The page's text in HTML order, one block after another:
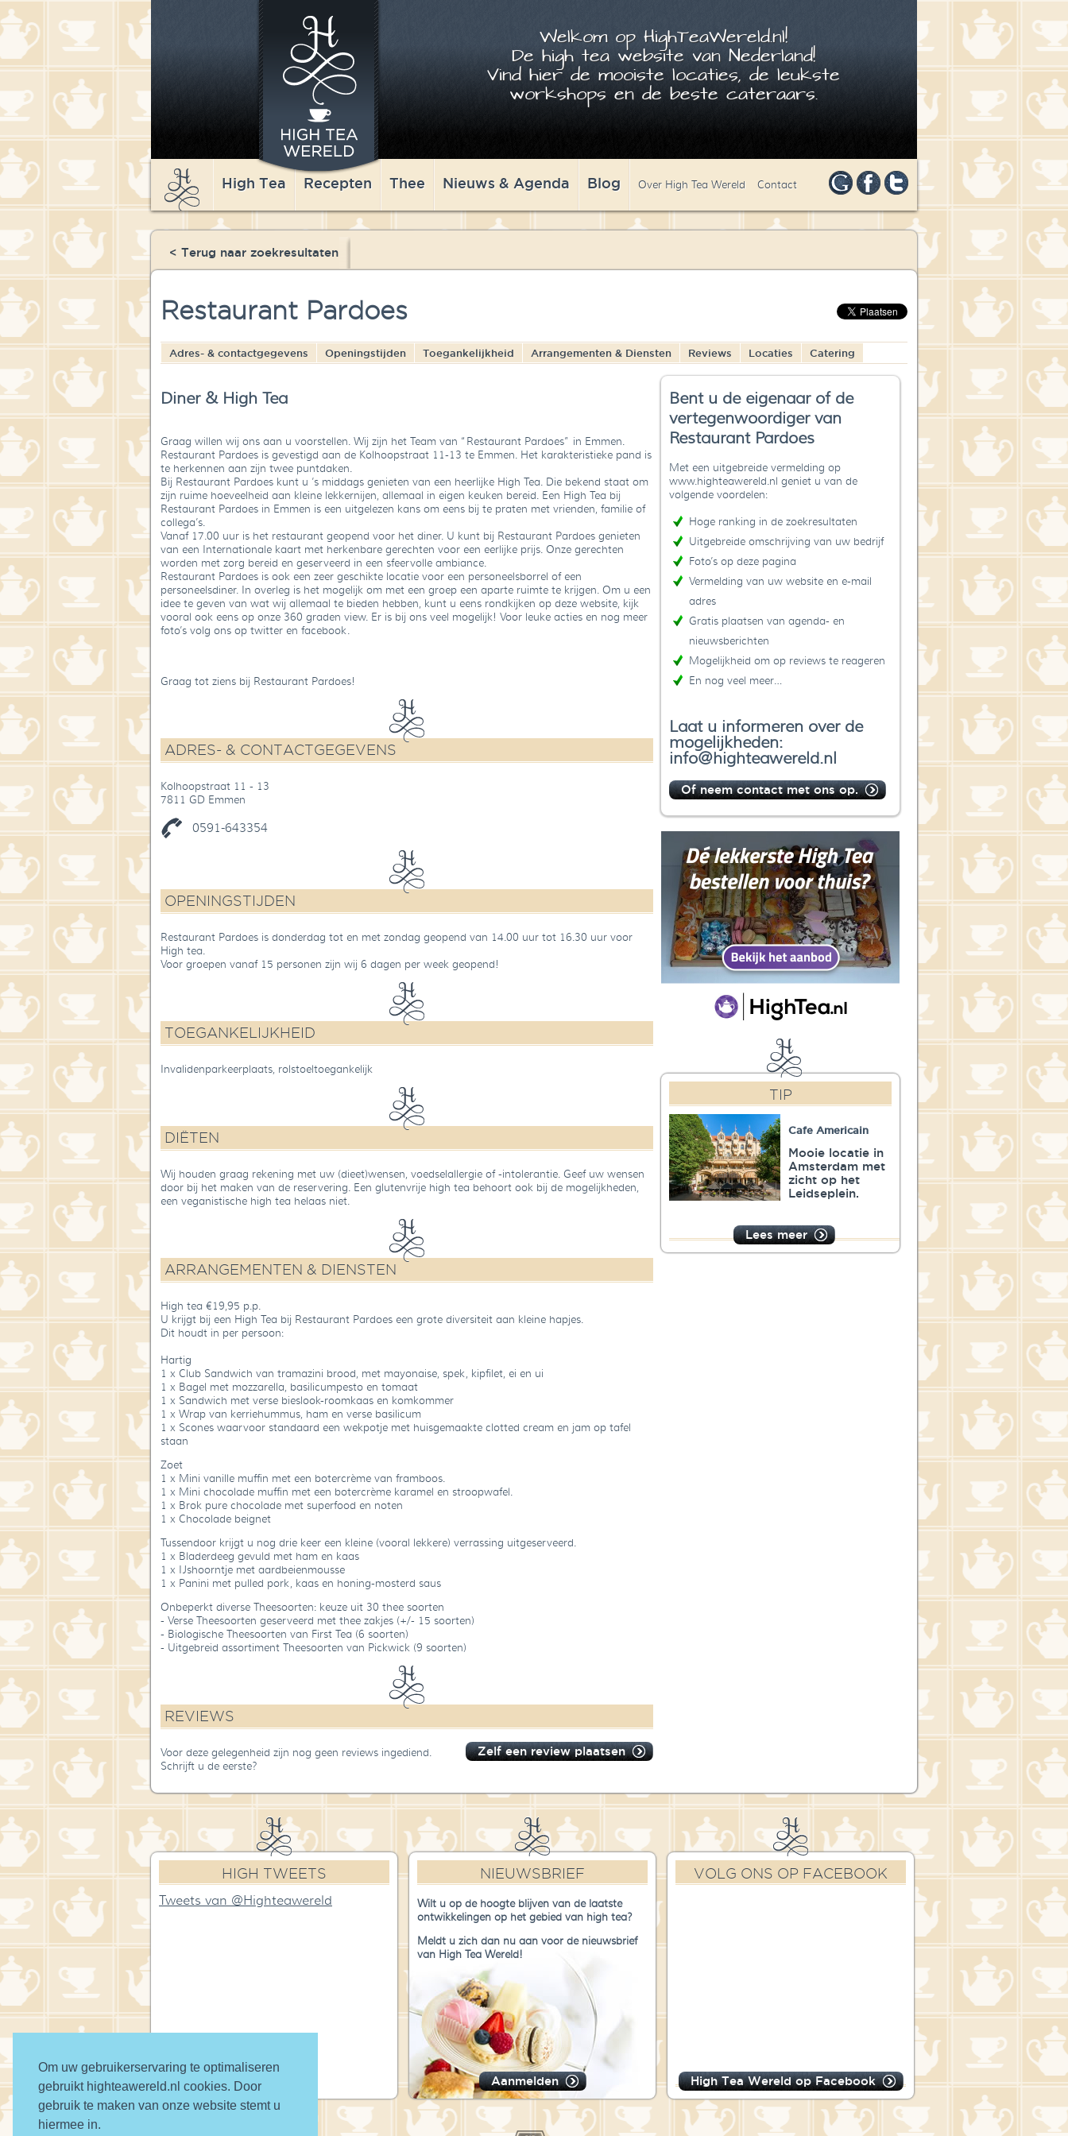
Om uw gebruikerservaring te optimaliseren
gebruikt highteawereld.nl cookies. Door
gebruik te maken van onze website stemt u
hiermee in.
Welkom op HighTeaWereld.nl!
De high tea website van Nederland!
Vind hier de mooiste locaties, de leukste
workshops en de beste cateraars.
High Tea Recepten Thee Nieuws & Agenda Blog Over High Tea Wereld Contact
< Terug naar zoekresultaten
Restaurant Pardoes
Adres- & contactgegevens Openingstijden Toegankelijkheid Arrangementen & Diensten Reviews Locaties Catering
Bent u de eigenaar of de
vertegenwoordiger van
Restaurant Pardoes
Met een uitgebreide vermelding op
www.highteawereld.nl geniet u van de
volgende voordelen:
Hoge ranking in de zoekresultaten
Uitgebreide omschrijving van uw bedrijf
Foto’s op deze pagina
Vermelding van uw website en e-mail
adres
Gratis plaatsen van agenda- en
nieuwsberichten
Mogelijkheid om op reviews te reageren
En nog veel meer…
Laat u informeren over de
mogelijkheden:
info@highteawereld.nl
Of neem contact met ons op.
TIP
Cafe Americain
Mooie locatie in
Amsterdam met
zicht op het
Leidseplein.
Lees meer
Diner & High Tea
Graag willen wij ons aan u voorstellen. Wij zijn het Team van “Restaurant Pardoes” in Emmen.
Restaurant Pardoes is gevestigd aan de Kolhoopstraat 11-13 te Emmen. Het karakteristieke pand is
te herkennen aan zijn twee puntdaken.
Bij Restaurant Pardoes kunt u ’s middags genieten van een heerlijke High Tea. Die bekend staat om
zijn ruime hoeveelheid aan kleine lekkernijen, allemaal in eigen keuken bereid. Een High Tea bij
Restaurant Pardoes in Emmen is een uitgelezen kans om eens bij te praten met vrienden, familie of
collega’s.
Vanaf 17.00 uur is het restaurant geopend voor het diner. U kunt bij Restaurant Pardoes genieten
van een Internationale kaart met herkenbare gerechten voor een eerlijke prijs. Onze gerechten
worden met zorg bereid en geserveerd in een sfeervolle ambiance.
Restaurant Pardoes is ook een zeer geschikte locatie voor een personeelsborrel of een
personeelsdiner. In overleg is het mogelijk om met een groep een aparte ruimte te krijgen. Om u een
idee te geven van wat wij allemaal te bieden hebben, kunt u eens rondkijken op deze website, kijk
vooral ook eens op onze 360 graden view. Er is bij ons veel mogelijk! Voor leuke acties en nog meer
foto’s volg ons op twitter en facebook.
Graag tot ziens bij Restaurant Pardoes!
ADRES- & CONTACTGEGEVENS
Kolhoopstraat 11 - 13
7811 GD Emmen
0591-643354
OPENINGSTIJDEN
Restaurant Pardoes is donderdag tot en met zondag geopend van 14.00 uur tot 16.30 uur voor
High tea.
Voor groepen vanaf 15 personen zijn wij 6 dagen per week geopend!
TOEGANKELIJKHEID
Invalidenparkeerplaats, rolstoeltoegankelijk
DIËTEN
Wij houden graag rekening met uw (dieet)wensen, voedselallergie of -intolerantie. Geef uw wensen
door bij het maken van de reservering. Een glutenvrije high tea behoort ook bij de mogelijkheden,
een veganistische high tea helaas niet.
ARRANGEMENTEN & DIENSTEN
High tea €19,95 p.p.
U krijgt bij een High Tea bij Restaurant Pardoes een grote diversiteit aan kleine hapjes.
Dit houdt in per persoon:
Hartig
1 x Club Sandwich van tramazini brood, met mayonaise, spek, kipfilet, ei en ui
1 x Bagel met mozzarella, basilicumpesto en tomaat
1 x Sandwich met verse bieslook-roomkaas en komkommer
1 x Wrap van kerriehummus, ham en verse basilicum
1 x Scones waarvoor standaard een wekpotje met huisgemaakte clotted cream en jam op tafel
staan
Zoet
1 x Mini vanille muffin met een botercrème van framboos.
1 x Mini chocolade muffin met een botercrème karamel en stroopwafel.
1 x Brok pure chocolade met superfood en noten
1 x Chocolade beignet
Tussendoor krijgt u nog drie keer een kleine (vooral lekkere) verrassing uitgeserveerd.
1 x Bladerdeeg gevuld met ham en kaas
1 x IJshoorntje met aardbeienmousse
1 x Panini met pulled pork, kaas en honing-mosterd saus
Onbeperkt diverse Theesoorten: keuze uit 30 thee soorten
- Verse Theesoorten geserveerd met thee zakjes (+/- 15 soorten)
- Biologische Theesoorten van First Tea (6 soorten)
- Uitgebreid assortiment Theesoorten van Pickwick (9 soorten)
REVIEWS
Zelf een review plaatsen
Voor deze gelegenheid zijn nog geen reviews ingediend.
Schrijft u de eerste?
HIGH TWEETS
Tweets van @Highteawereld
NIEUWSBRIEF
Wilt u op de hoogte blijven van de laatste
ontwikkelingen op het gebied van high tea?
Meldt u zich dan nu aan voor de nieuwsbrief
van High Tea Wereld!
Aanmelden
VOLG ONS OP FACEBOOK
High Tea Wereld op Facebook